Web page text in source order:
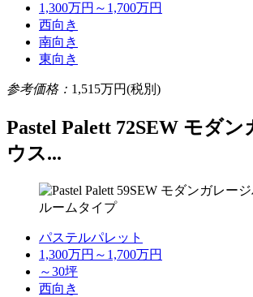
1,300万円～1,700万円
西向き
南向き
東向き
参考価格： 1,515万円(税別)
Pastel Palett 72SEW モダ
ウス...
パステルパレット
1,300万円～1,700万円
～30坪
西向き